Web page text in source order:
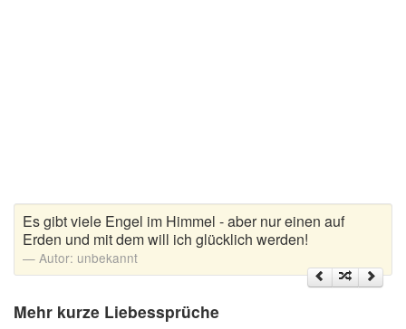
Liebesbotschaft
Liebesbriefe
Liebeserklärung
Liebesfilme
Es gibt viele Engel im Himmel - aber nur einen auf
Erden und mit dem will ich glücklich werden!
Autor: unbekannt
Mehr kurze Liebessprüche